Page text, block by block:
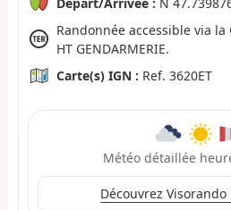
Randonnée accessible via la
HT GENDARMERIE.
Carte(s) IGN : Ref. 3620ET
Météo détaillée
Découvrez